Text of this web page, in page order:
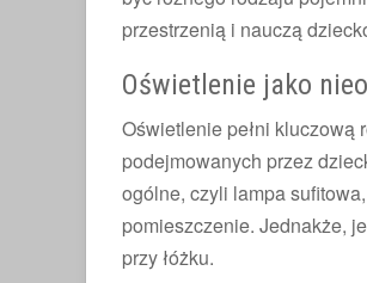
przestrzenią i nauczą
Oświetlenie jako
Oświetlenie pełni kluczową
podejmowanych przez
ogólne, czyli lampa
pomieszczenie. Jednakże,
przy łóżku.